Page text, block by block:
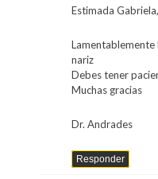
Estimada Gabriela,
Lamentablemente
nariz
Debes tener
Muchas gracias
Dr. Andrades
Responder